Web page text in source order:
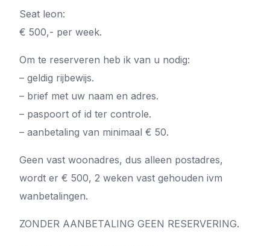
Seat leon:
€ 500,- per week.
Om te reserveren heb ik van u nodig:
– geldig rijbewijs.
– brief met uw naam en adres.
– paspoort of id ter controle.
– aanbetaling van minimaal € 50.
Geen vast woonadres, dus alleen postadres,
wordt er € 500, 2 weken vast gehouden ivm
wanbetalingen.
ZONDER AANBETALING GEEN RESERVERING.